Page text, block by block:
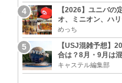
【2026】ユニバの
オ、ミニオン、ハ
ックパーク、セサ
報
めっち
【USJ混雑予想】
合は？8月・9月は
時間アプリも
キャステル編集部